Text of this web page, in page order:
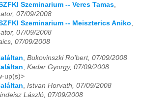
06 07 08 09 10 11 12
06 07 08 09 10 11 12
06
06 07 08 09 10 11 12
06 07 08 09 10 11 12
Szeminarium -- Veres Tamas,
07/09/2008
Szeminarium -- Meiszterics Aniko,
07/09/2008
07/09/2008
, Bukovinszki Ro'bert, 07/09/2008
, Kadar Gyorgy, 07/09/2008
up(s)>
, Istvan Horvath, 07/09/2008
László, 07/09/2008